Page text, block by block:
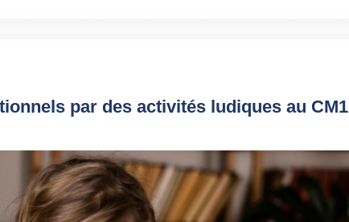
par des activités ludiques au CM1